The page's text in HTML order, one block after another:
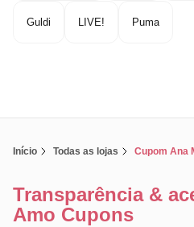
Guldi LIVE! Puma
Início Todas as lojas Cupom Ana
Transparência &
Amo Cupons